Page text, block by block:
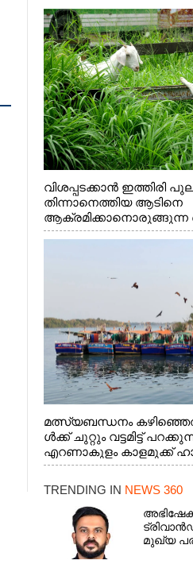
വിശപ്പടക്കാൻ ഇത്തിരി
തിന്നാനെത്തിയ ആടിനെ
ആക്രമിക്കാനൊരുങ്ങുന്ന
എറണാകുളം
മത്സ്യബന്ധനം
ൾക്ക് ചുറ്റും വട്ടമിട്ട്
എറണാകുളം കാളമുക്ക്
ള്ള കാഴ്ച
TRENDING IN NEWS 360
മുഖ്യ